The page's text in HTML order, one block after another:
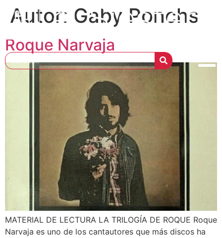
Autor: Gaby Ponchs
Roque Narvaja
MATERIAL DE LECTURA LA TRILOGÍA DE ROQUE Roque
Narvaja es uno de los cantautores que más discos ha